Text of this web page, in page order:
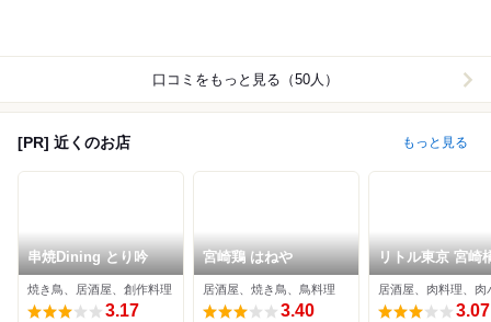
口コミをもっと見る（50人）
[PR] 近くのお店 もっと見る
串焼Dining とり吟
焼き鳥、居酒屋、創作料理
3.17
宮崎鶏 はねや
居酒屋、焼き鳥、鳥料理
3.40
リトル東京 宮崎
西店
居酒屋、肉料理、肉
3.07